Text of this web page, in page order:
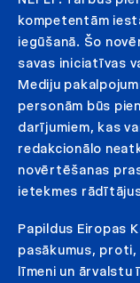
kompetentām
iegūšanā. Šo
savas iniciatīvas
Mediju
personām būs
darījumiem, kas
redakcionālo
novērtēšanas
ietekmes
Papildus Eiropas
pasākumus,
līmeni un ārvalstu